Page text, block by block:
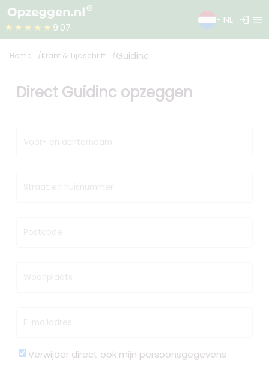
★★★★★ 9.07
- NL login menu
Home Krant & Tijdschrift Guidinc
Direct Guidinc opzeggen
Voor- en achternaam
Straat en huisnummer
Postcode
Woonplaats
E-mailadres
Verwijder direct ook mijn persoonsgegevens